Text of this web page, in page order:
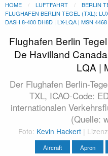
HOME LUFTFAHRT
BERLIN
FLUGHAFEN BERLIN TEGEL (TXL):
DASH 8-400 DH8D | LX-LQA | MSN 4468
Flughafen Berlin
De Havilland
LQA |
Der Flughafen Berlin-
TXL, ICAO-Code:
internationalen
(Quelle:
Foto: Kevin Hackert |
Aircraft Apron